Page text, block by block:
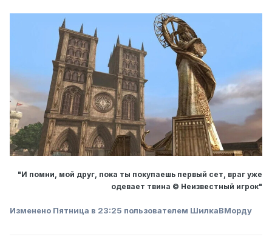
"И помни, мой друг, пока ты покупаешь первый сет, враг уже
одевает твина © Неизвестный игрок"
Изменено Пятница в 23:25 пользователем ШилкаВМорду